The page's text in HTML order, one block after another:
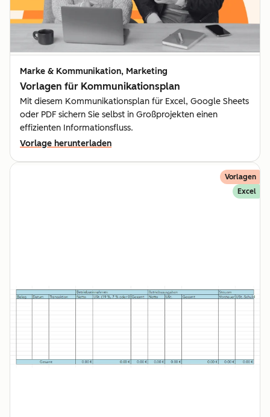
Marke & Kommunikation, Marketing
Vorlagen für Kommunika­tionsplan
Mit diesem Kommunikationsplan für Excel, Google Sheets
oder PDF sichern Sie selbst in Großprojekten einen
effizienten Informationsfluss.
Vorlage herunterladen
Vorlagen
Excel